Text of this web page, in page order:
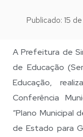
Publicado: 15
A Prefeitura de
de Educação
Educação,
Conferência
“Plano Municipal
de Estado para